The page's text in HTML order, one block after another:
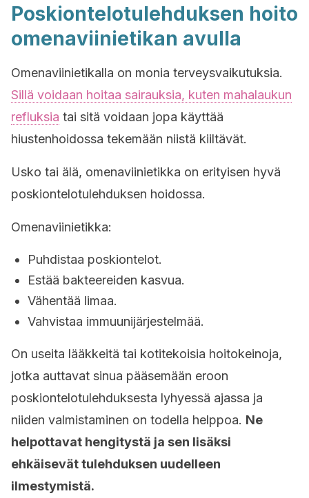
Poskiontelotulehduksen hoito
omenaviinietikan avulla
Omenaviinietikalla on monia terveysvaikutuksia.
Sillä voidaan hoitaa sairauksia, kuten mahalaukun
refluksia tai sitä voidaan jopa käyttää
hiustenhoidossa tekemään niistä kiiltävät.
Usko tai älä, omenaviinietikka on erityisen hyvä
poskiontelotulehduksen hoidossa.
Omenaviinietikka:
Puhdistaa poskiontelot.
Estää bakteereiden kasvua.
Vähentää limaa.
Vahvistaa immuunijärjestelmää.
On useita lääkkeitä tai kotitekoisia hoitokeinoja,
jotka auttavat sinua pääsemään eroon
poskiontelotulehduksesta lyhyessä ajassa ja
niiden valmistaminen on todella helppoa. Ne
helpottavat hengitystä ja sen lisäksi
ehkäisevät tulehduksen uudelleen
ilmestymistä.